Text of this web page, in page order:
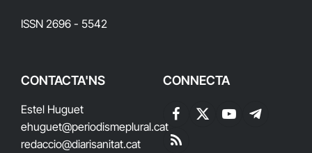
ISSN 2696 - 5542
CONTACTA'NS
Estel Huguet
ehuguet@periodismeplural.cat
redaccio@diarisanitat.cat
CONNECTA
Facebook
X
YouTubeTelegram
RSS